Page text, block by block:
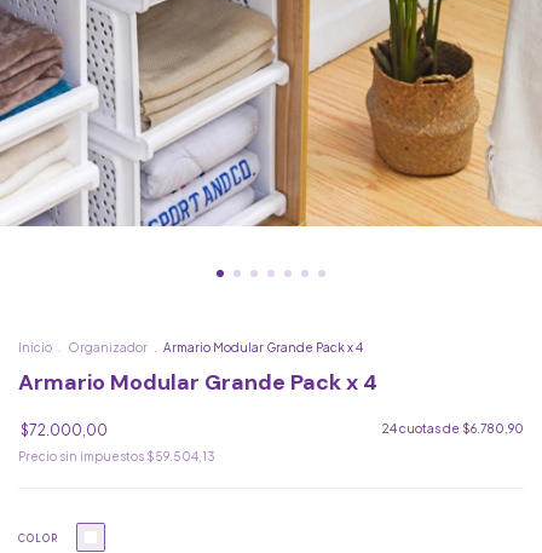
Inicio Organizador Armario Modular Grande Pack x 4
Armario Modular Grande Pack x 4
$72.000,00 24cuotas de $6.780,90
Precio sin impuestos $59.504,13
COLOR